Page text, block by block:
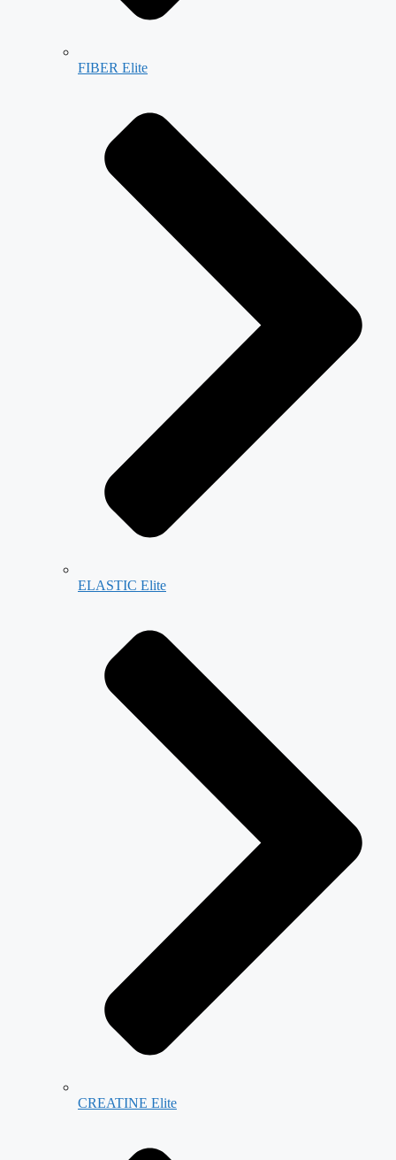
FIBER Elite
ELASTIC Elite
CREATINE Elite